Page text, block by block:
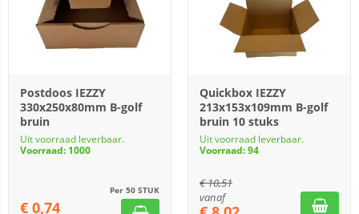
Postdoos IEZZY
330x250x80mm B-golf
bruin
Uit voorraad leverbaar.
Voorraad: 1000
Per 50 STUK
€ 0,74
Quickbox IEZZY
213x153x109mm B-golf
bruin 10 stuks
Uit voorraad leverbaar.
Voorraad: 94
€10,51
vanaf